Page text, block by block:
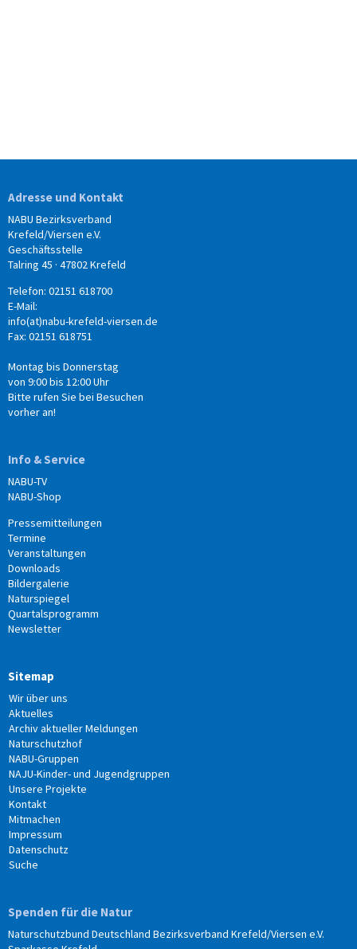
Adresse und Kontakt
NABU Bezirksverband
Krefeld/Viersen e.V.
Geschäftsstelle
Talring 45 · 47802 Krefeld
Telefon: 02151 618700
E-Mail:
info(at)nabu-krefeld-viersen.de
Fax: 02151 618751
Montag bis Donnerstag
von 9:00 bis 12:00 Uhr
Bitte rufen Sie bei Besuchen
vorher an!
Info & Service
NABU-TV
NABU-Shop
Pressemitteilungen
Termine
Veranstaltungen
Downloads
Bildergalerie
Naturspiegel
Quartalsprogramm
Newsletter
Sitemap
Wir über uns
Aktuelles
Archiv aktueller Meldungen
Naturschutzhof
NABU-Gruppen
NAJU-Kinder- und Jugendgruppen
Unsere Projekte
Kontakt
Mitmachen
Impressum
Datenschutz
Suche
Spenden für die Natur
Naturschutzbund Deutschland Bezirksverband Krefeld/Viersen e.V.